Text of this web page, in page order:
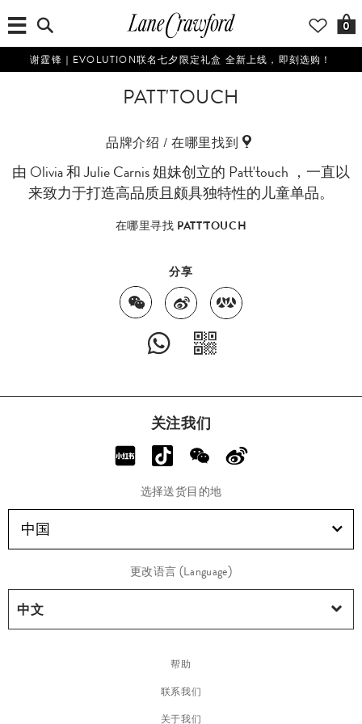
0
谢霆锋｜EVOLUTION联名七夕限定礼盒 全新上线，即刻选购！
PATT'TOUCH
品牌介绍 / 在哪里找到
由 Olivia 和 Julie Carnis 姐妹创立的 Patt'touch ，一直以
来致力于打造高品质且颇具独特性的儿童单品。
在哪里寻找 PATT'TOUCH
分享
关注我们
选择送货目的地
中国
更改语言 (Language)
帮助
联系我们
关于我们